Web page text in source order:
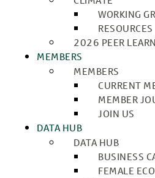
WORKING
RESOURCES
2026 PEER
MEMBERS
MEMBERS
CURRENT
MEMBER
JOIN US
DATA HUB
DATA HUB
BUSINESS
FEMALE